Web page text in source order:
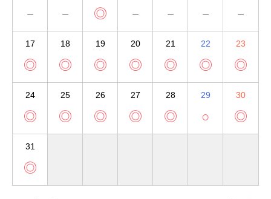
－ － ◎ － － － －
17
◎
18
◎
19
◎
20
◎
21
◎
22
◎
23
◎
24
◎
25
◎
26
◎
27
◎
28
◎
29
○
30
◎
31
◎